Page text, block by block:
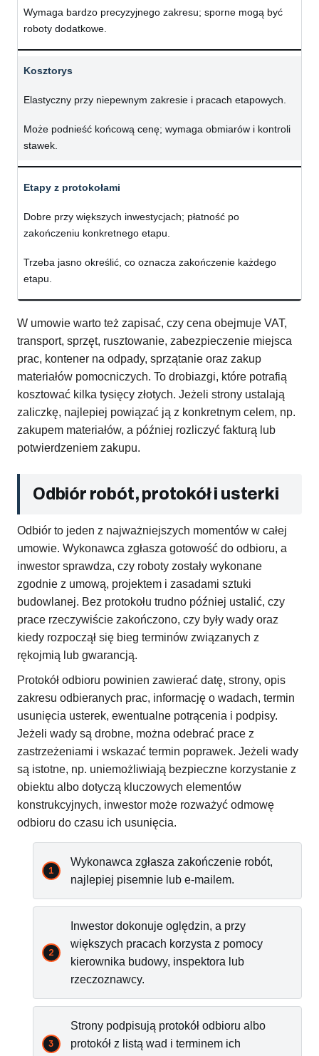
Wymaga bardzo precyzyjnego zakresu; sporne mogą być
roboty dodatkowe.
Kosztorys
Elastyczny przy niepewnym zakresie i pracach etapowych.
Może podnieść końcową cenę; wymaga obmiarów i kontroli
stawek.
Etapy z protokołami
Dobre przy większych inwestycjach; płatność po
zakończeniu konkretnego etapu.
Trzeba jasno określić, co oznacza zakończenie każdego
etapu.
W umowie warto też zapisać, czy cena obejmuje VAT,
transport, sprzęt, rusztowanie, zabezpieczenie miejsca
prac, kontener na odpady, sprzątanie oraz zakup
materiałów pomocniczych. To drobiazgi, które potrafią
kosztować kilka tysięcy złotych. Jeżeli strony ustalają
zaliczkę, najlepiej powiązać ją z konkretnym celem, np.
zakupem materiałów, a później rozliczyć fakturą lub
potwierdzeniem zakupu.
Odbiór robót, protokół i usterki
Odbiór to jeden z najważniejszych momentów w całej
umowie. Wykonawca zgłasza gotowość do odbioru, a
inwestor sprawdza, czy roboty zostały wykonane
zgodnie z umową, projektem i zasadami sztuki
budowlanej. Bez protokołu trudno później ustalić, czy
prace rzeczywiście zakończono, czy były wady oraz
kiedy rozpoczął się bieg terminów związanych z
rękojmią lub gwarancją.
Protokół odbioru powinien zawierać datę, strony, opis
zakresu odbieranych prac, informację o wadach, termin
usunięcia usterek, ewentualne potrącenia i podpisy.
Jeżeli wady są drobne, można odebrać prace z
zastrzeżeniami i wskazać termin poprawek. Jeżeli wady
są istotne, np. uniemożliwiają bezpieczne korzystanie z
obiektu albo dotyczą kluczowych elementów
konstrukcyjnych, inwestor może rozważyć odmowę
odbioru do czasu ich usunięcia.
Wykonawca zgłasza zakończenie robót,
najlepiej pisemnie lub e-mailem.
Inwestor dokonuje oględzin, a przy
większych pracach korzysta z pomocy
kierownika budowy, inspektora lub
rzeczoznawcy.
Strony podpisują protokół odbioru albo
protokół z listą wad i terminem ich